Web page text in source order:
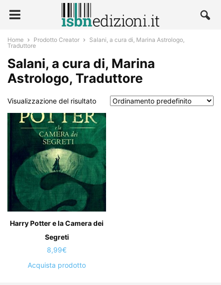
Home Prodotto Creator
Salani, a cura di, Marina Astrologo,
Traduttore
Salani, a cura di, Marina
Astrologo, Traduttore
Visualizzazione del risultato
Harry Potter e la Camera dei
Segreti
8,99€
Acquista prodotto